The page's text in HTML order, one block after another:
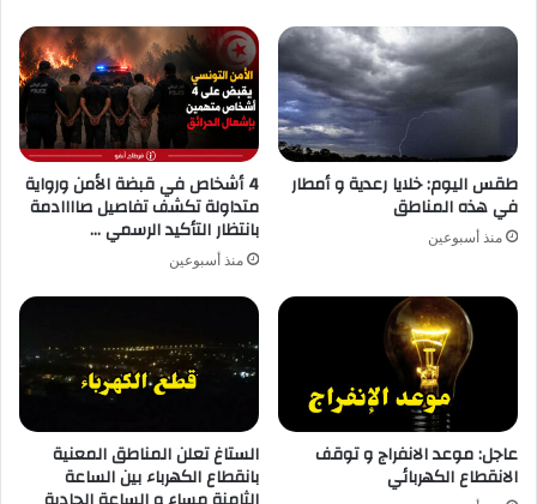
طقس اليوم: خلايا رعدية و أمطار
في هذه المناطق
منذ أسبوعين
4 أشخاص في قبضة الأمن ورواية
متداولة تكشف تفاصيل صاااادمة
بانتظار التأكيد الرسمي …
منذ أسبوعين
عاجل: موعد الانفراج و توقف
الانقطاع الكهربائي
الستاغ تعلن المناطق المعنية
بانقطاع الكهرباء بين الساعة